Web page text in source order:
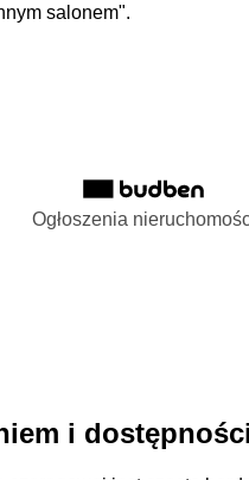
salonem".
Ogłoszenia
i